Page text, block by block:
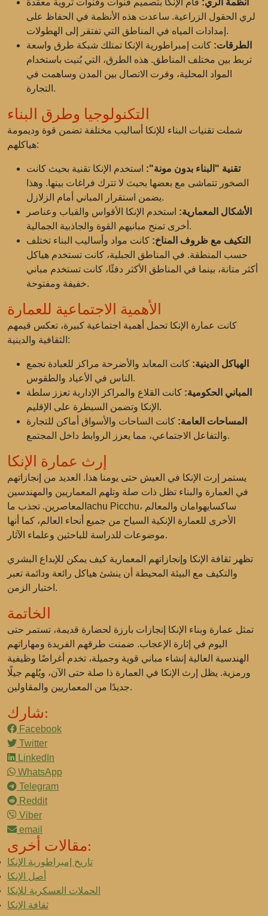
أنظمة الري: قام الإنكا بتصميم قنوات وقنوات تروية معقدة
لري الحقول الزراعية. ساعدت هذه الأنظمة في الحفاظ على
إمدادات المياه في المناطق التي تفتقر إلى الهطولات.
الطرقات: كانت إمبراطورية الإنكا تمتلك شبكة طرق واسعة
تربط بين مختلف المناطق. هذه الطرق، التي بُنيت باستخدام
المواد المحلية، وفرت الاتصال بين المدن وساهمت في
التجارة.
التكنولوجيا وطرق البناء
شملت تقنيات البناء للإنكا أساليب مختلفة تضمن قوة وديمومة
هياكلهم:
تقنية "البناء بدون مونة": استخدم الإنكا تقنية بحيث كانت
الصخور تتماشى مع بعضها بحيث لا تترك فراغات بينها. وهذا
يضمن استقرار المباني أمام الزلازل.
الأشكال المعمارية: استخدم الإنكا الأقواس والقباب وعناصر
أخرى تمنح مبانيهم القوة والجاذبية الجمالية.
التكيف مع ظروف المناخ: كانت مواد وأساليب البناء تختلف
حسب المنطقة. في المناطق الجبلية، كانت تستخدم هياكل
أكثر متانة، بينما في المناطق الأكثر دفئًا، كانت تستخدم مباني
خفيفة ومفتوحة.
الأهمية الاجتماعية للعمارة
كانت عمارة الإنكا تحمل أهمية اجتماعية كبيرة، تعكس قيمهم
الثقافية والدينية:
الهياكل الدينية: كانت المعابد والأضرحة مراكز للعبادة تجمع
الناس في الأعياد والطقوس.
المباني الحكومية: كانت القلاع والمراكز الإدارية تعزز سلطة
الإنكا وتضمن السيطرة على الإقليم.
المساحات العامة: كانت الساحات والأسواق أماكن للتجارة
والتفاعل الاجتماعي، مما يعزز الروابط داخل المجتمع.
إرث عمارة الإنكا
يستمر إرث الإنكا في العيش حتى يومنا هذا. العديد من إنجازاتهم
في العمارة والبناء تظل ذات صلة وتلهم المعماريين والمهندسين
المعاصرين. تجذب ماachu Picchu، ساكسايهوامان والمعالم
الأخرى للعمارة الإنكية السياح من جميع أنحاء العالم، كما أنها
موضوعات للدراسة للباحثين وعلماء الآثار.
تظهر ثقافة الإنكا وإنجازاتهم المعمارية كيف يمكن للإبداع البشري
والتكيف مع البيئة المحيطة أن ينشئ هياكل رائعة ودائمة تعبر
اختبار الزمن.
الخاتمة
تمثل عمارة وبناء الإنكا إنجازات بارزة لحضارة قديمة، تستمر حتى
اليوم في إثارة الإعجاب. ضمنت طرقهم الفريدة ومهاراتهم
الهندسية العالية إنشاء مباني قوية وجميلة، تخدم أغراضًا وظيفية
ورمزية. يظل إرث الإنكا في العمارة ذا صلة حتى الآن، ويُلهم جيلًا
جديدًا من المعماريين والمقاولين.
شارك:
Facebook
Twitter
LinkedIn
WhatsApp
Telegram
Reddit
Viber
email
مقالات أخرى:
تاريخ إمبراطورية الإنكا
أصل الإنكا
الحملات العسكرية للإنكا
ثقافة الإنكا